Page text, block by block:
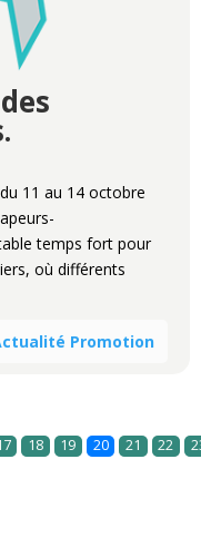
11 au 14 octobre
temps fort pour
où différents
Promotion
18 19 20 21 22